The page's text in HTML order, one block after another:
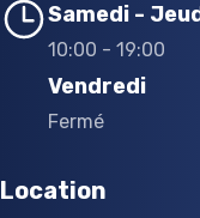
Samedi -
10:00 - 19:00
Vendredi
Fermé
Location